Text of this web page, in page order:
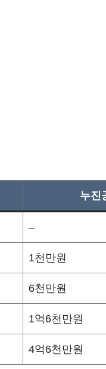
누진
–
1천만원
6천만원
1억6천만원
4억6천만원